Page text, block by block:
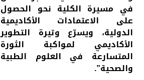
في مسيرة الكلية نحو الحصول
على الاعتمادات الأكاديمية
الدولية، ويسرّع وتيرة التطوير
الأكاديمي لمواكبة الثورة
المتسارعة في العلوم الطبية
والصحية”.